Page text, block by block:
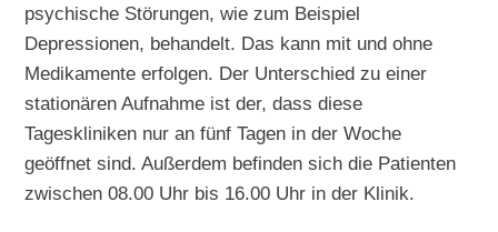
psychische Störungen, wie zum Beispiel
Depressionen, behandelt. Das kann mit und ohne
Medikamente erfolgen. Der Unterschied zu einer
stationären Aufnahme ist der, dass diese
Tageskliniken nur an fünf Tagen in der Woche
geöffnet sind. Außerdem befinden sich die Patienten
zwischen 08.00 Uhr bis 16.00 Uhr in der Klinik.